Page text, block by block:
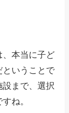
、本当に子ど
ということで
まで、選択
ね。